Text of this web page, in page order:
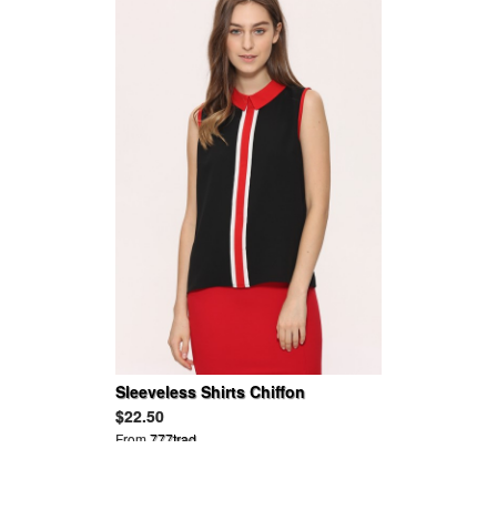
Sleeveless Shirts Chiffon
Patchwork Blouse
$22.50
From777trad